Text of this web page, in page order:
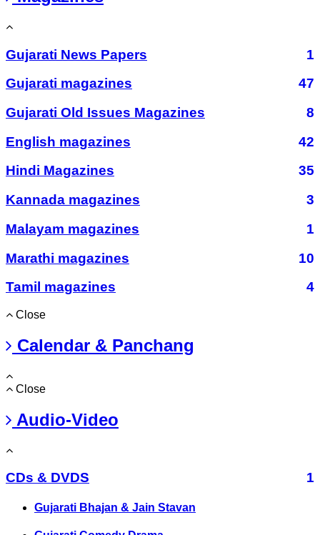
Gujarati News Papers
1
Gujarati magazines
47
Gujarati Old Issues Magazines
8
English magazines
42
Hindi Magazines
35
Kannada magazines
3
Malayam magazines
1
Marathi magazines
10
Tamil magazines
4
Close
Calendar & Panchang
Close
Audio-Video
CDs & DVDS 1
Gujarati Bhajan & Jain Stavan